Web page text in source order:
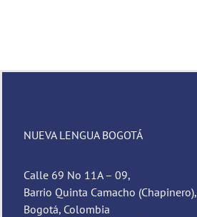
NUEVA LENGUA BOGOTÁ
Calle 69 No 11A – 09,
Barrio Quinta Camacho (Chapinero),
Bogotá, Colombia